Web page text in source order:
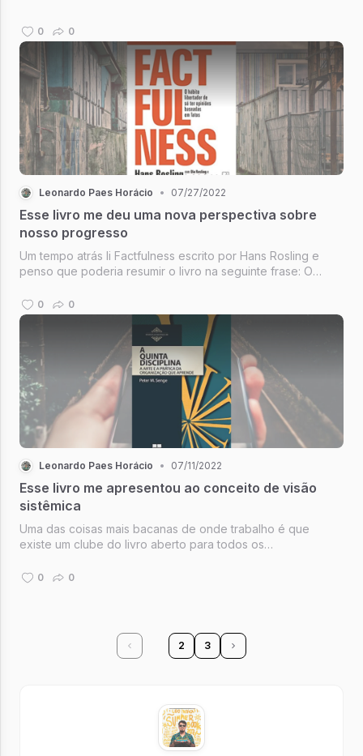
0 0
Leonardo Paes Horácio • 07/27/2022
Esse livro me deu uma nova perspectiva sobre
nosso progresso
Um tempo atrás li Factfulness escrito por Hans Rosling e
penso que poderia resumir o livro na seguinte frase: O
0 0
Leonardo Paes Horácio • 07/11/2022
Esse livro me apresentou ao conceito de visão
sistêmica
Uma das coisas mais bacanas de onde trabalho é que
existe um clube do livro aberto para todos os
escolhemos um livro que faça sentido de uma maneira geral
0 0
2 3